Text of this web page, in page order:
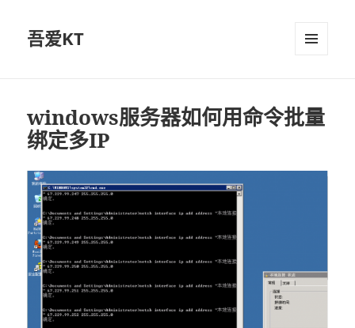
吾爱KT
windows服务器如何用命令批量
绑定多IP